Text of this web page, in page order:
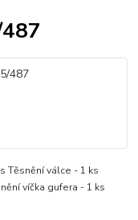
Těsnění válce - 1 ks
víčka gufera - 1 ks